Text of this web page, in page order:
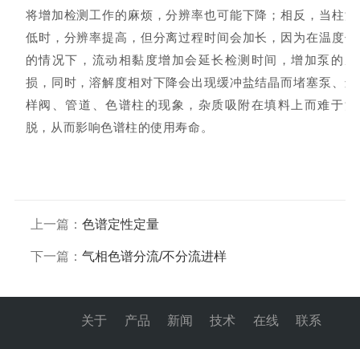
将增加检测工作的麻烦，分辨率也可能下降；相反，当柱温
低时，分辨率提高，但分离过程时间会加长，因为在温度低
的情况下，流动相黏度增加会延长检测时间，增加泵的磨
损，同时，溶解度相对下降会出现缓冲盐结晶而堵塞泵、进
样阀、管道、色谱柱的现象，杂质吸附在填料上而难于洗
脱，从而影响色谱柱的使用寿命。
上一篇： 色谱定性定量
下一篇： 气相色谱分流/不分流进样
关于 产品 新闻 技术 在线 联系